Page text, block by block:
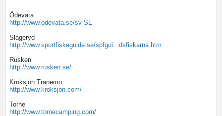
Ödevata
http://www.odevata.se/sv-SE
Slageryd
http://www.sportfiskeguide.se/spfgui...dsfiskarna.htm
Rusken
http://www.rusken.se/
Kroksjön Tranemo
http://www.kroksjon.com/
Torne
http://www.tornecamping.com/